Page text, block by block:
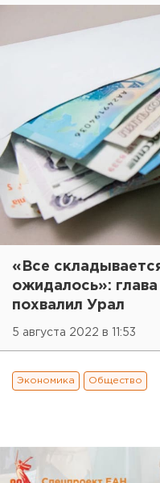
«Все
ожидалось»:
похвалил Урал
5 августа 2022 в 11:53
Экономика Общество